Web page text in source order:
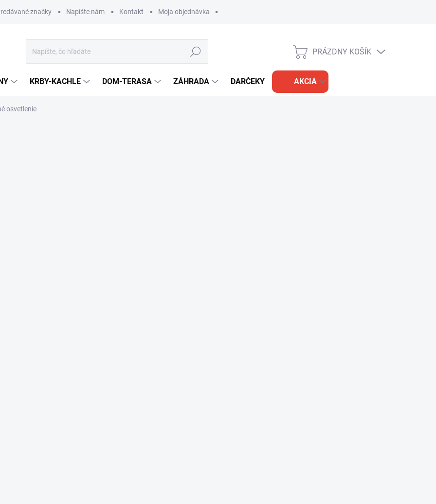
značky Napíšte nám Kontakt Moja objednávka
Hľadať
NÁKUPNÝ
PRÁZDNY KOŠÍK
KRBY-KACHLE DOM-TERASA ZÁHRADA DARČEKY AKCIA
osvetlenie